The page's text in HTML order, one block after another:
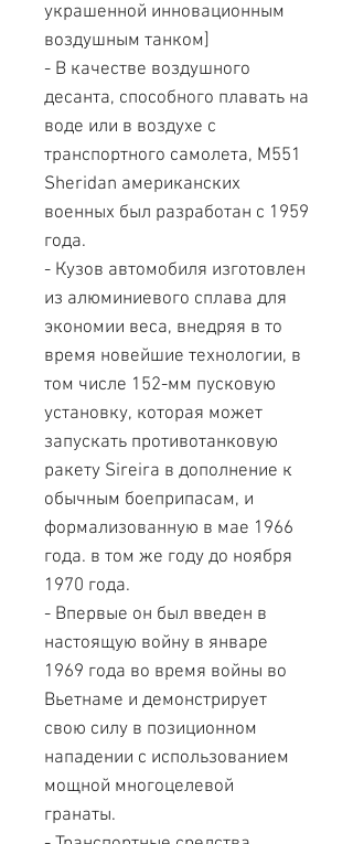
украшенной инновационным
воздушным танком]
- В качестве воздушного
десанта, способного плавать на
воде или в воздухе с
транспортного самолета, M551
Sheridan американских
военных был разработан с 1959
года.
- Кузов автомобиля изготовлен
из алюминиевого сплава для
экономии веса, внедряя в то
время новейшие технологии, в
том числе 152-мм пусковую
установку, которая может
запускать противотанковую
ракету Sireira в дополнение к
обычным боеприпасам, и
формализованную в мае 1966
года. в том же году до ноября
1970 года.
- Впервые он был введен в
настоящую войну в январе
1969 года во время войны во
Вьетнаме и демонстрирует
свою силу в позиционном
нападении с использованием
мощной многоцелевой
гранаты.